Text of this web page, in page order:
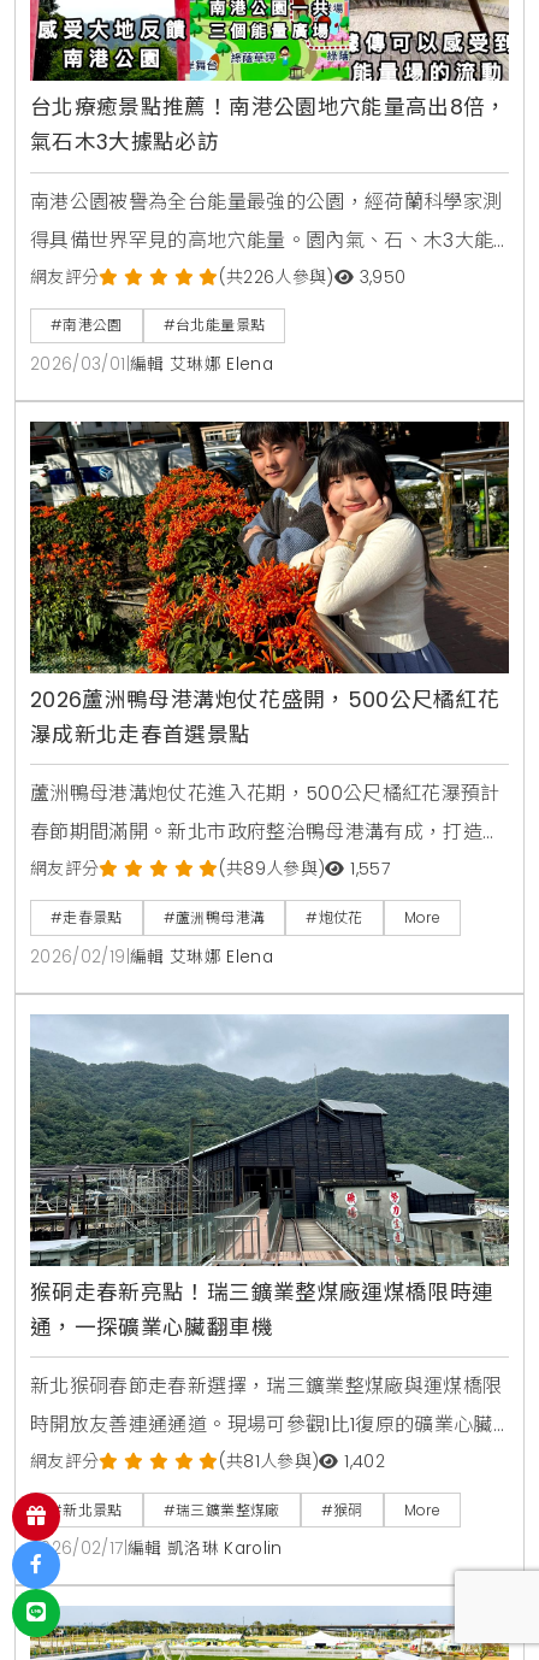
台北療癒景點推薦！南港公園地穴能量高出8倍，
氣石木3大據點必訪
南港公園被譽為全台能量最強的公園，經荷蘭科學家測
得具備世界罕見的高地穴能量。園內氣、石、木3大能
量點提供優於森林浴的療癒感。本文帶您探索南港公園
交通資訊、能量點分佈與親子設施，體驗台北最神祕的
心靈場域。
網友評分 (共226人參與) 3,950
#南港公園 #台北能量景點
2026/03/01 編輯 艾琳娜 Elena
2026蘆洲鴨母港溝炮仗花盛開，500公尺橘紅花
瀑成新北走春首選景點
蘆洲鴨母港溝炮仗花進入花期，500公尺橘紅花瀑預計
春節期間滿開。新北市政府整治鴨母港溝有成，打造適
合走春的賞花廊道，市民可搭乘捷運轉乘公車輕鬆抵
達，感受春日暖陽下的喜慶氛圍與浪漫光雕夜景。
網友評分 (共89人參與) 1,557
#走春景點 #蘆洲鴨母港溝 #炮仗花 More
2026/02/19 編輯 艾琳娜 Elena
猴硐走春新亮點！瑞三鑛業整煤廠運煤橋限時連
通，一探礦業心臟翻車機
新北猴硐春節走春新選擇，瑞三鑛業整煤廠與運煤橋限
時開放友善連通通道。現場可參觀1比1復原的礦業心臟
翻車機，近距離感受臺灣煤礦文化，是適合全家出遊的
低碳深度旅遊路線。
網友評分 (共81人參與) 1,402
#新北景點 #瑞三鑛業整煤廠 #猴硐 More
2026/02/17 編輯 凱洛琳 Karolin